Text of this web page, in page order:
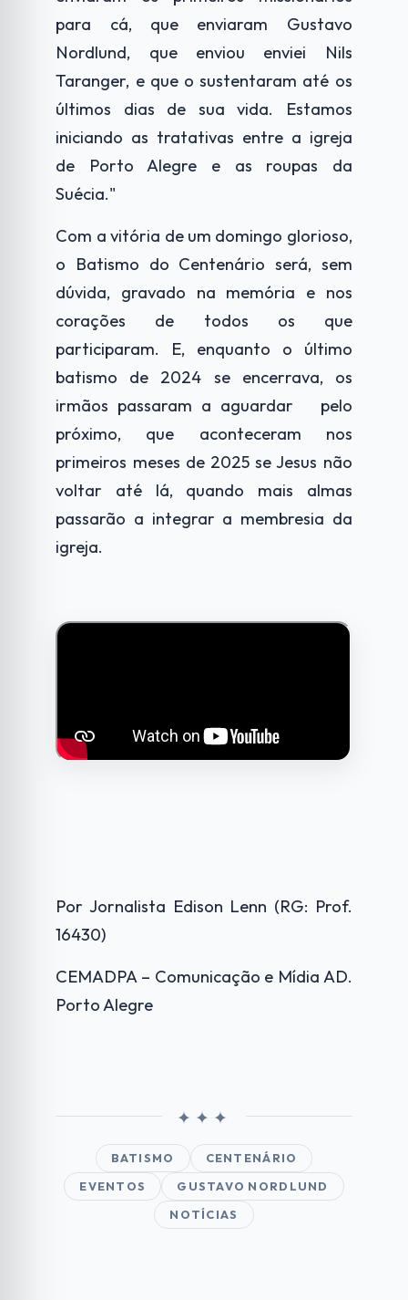
para cá, que enviaram Gustavo
Nordlund, que enviou enviei Nils
Taranger, e que o sustentaram até os
últimos dias de sua vida. Estamos
iniciando as tratativas entre a igreja
de Porto Alegre e as roupas da
Suécia."
Com a vitória de um domingo glorioso,
o Batismo do Centenário será, sem
dúvida, gravado na memória e nos
corações de todos os que
participaram. E, enquanto o último
batismo de 2024 se encerrava, os
irmãos passaram a aguardar
pelo
próximo, que aconteceram nos
primeiros meses de 2025 se Jesus não
voltar até lá, quando mais almas
passarão a integrar a membresia da
igreja.
Por Jornalista Edison Lenn (RG: Prof.
16430)
CEMADPA – Comunicação e Mídia AD.
Porto Alegre
BATISMO
CENTENÁRIO
EVENTOS
GUSTAVO NORDLUND
NOTÍCIAS